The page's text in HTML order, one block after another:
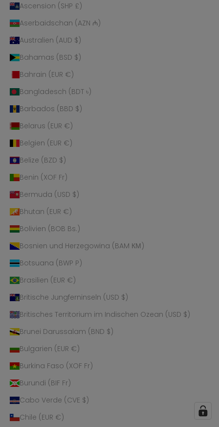
Ascension (SHP £)
Aserbaidschan (AZN ₼)
Australien (AUD $)
Bahamas (BSD $)
Bahrain (EUR €)
Bangladesch (BDT ৳)
Barbados (BBD $)
Belarus (EUR €)
Belgien (EUR €)
Belize (BZD $)
Benin (XOF Fr)
Bermuda (USD $)
Bhutan (EUR €)
Bolivien (BOB Bs.)
Bosnien und Herzegowina (BAM КМ)
Botsuana (BWP P)
Brasilien (EUR €)
Britische Jungferninseln (USD $)
Britisches Territorium im Indischen Ozean (USD $)
Brunei Darussalam (BND $)
Bulgarien (EUR €)
Burkina Faso (XOF Fr)
Burundi (BIF Fr)
Cabo Verde (CVE $)
Chile (EUR €)